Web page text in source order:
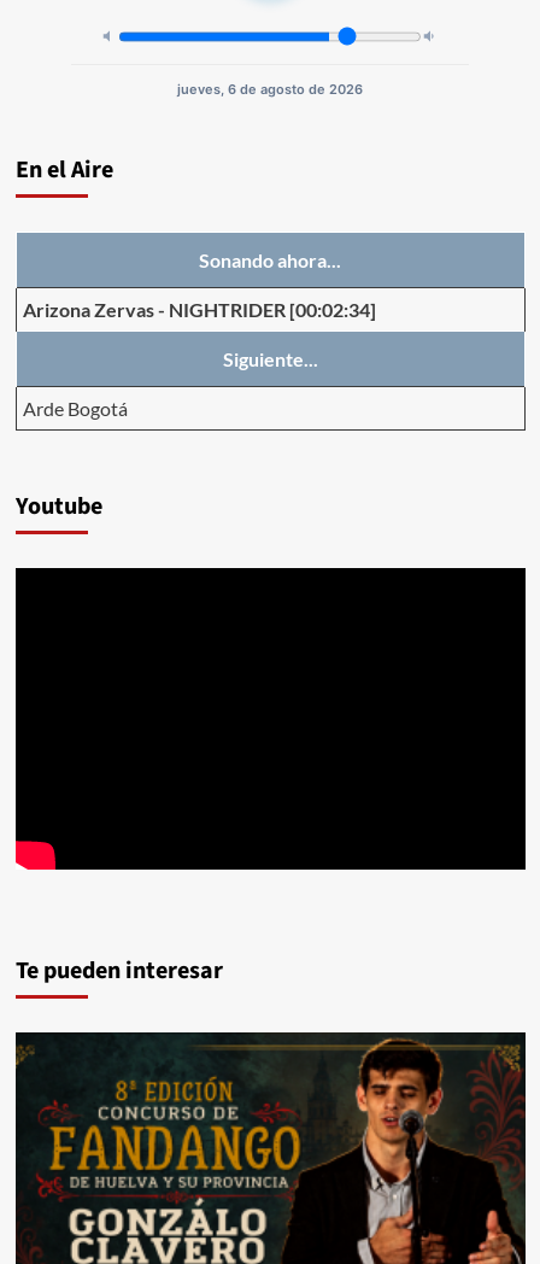
jueves, 6 de agosto de 2026
En el Aire
Sonando ahora...
Arizona Zervas- NIGHTRIDER [00:02:34]
Siguiente...
Arde Bogotá
Youtube
Te pueden interesar